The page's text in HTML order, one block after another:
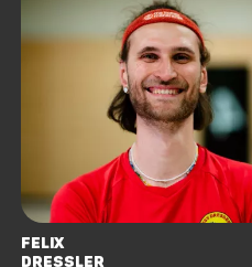
Felix
Dressler